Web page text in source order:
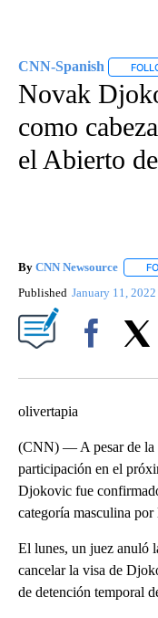
CNN-Spanish
Novak
como
el Abierto
By CNN Newsource
Published January 11, 2022
olivertapia
(CNN) — A pesar de la
participación en el
Djokovic fue
categoría masculina
El lunes, un juez anuló
cancelar la visa de
de detención temporal